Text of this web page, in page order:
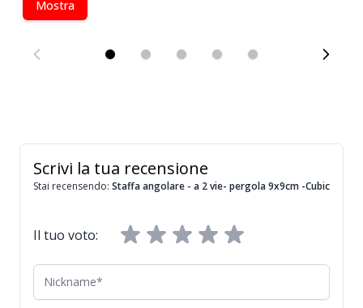
Mostra
Scrivi la tua recensione
Stai recensendo: Staffa angolare - a 2 vie- pergola 9x9cm -Cubic
Il tuo voto:
Nickname